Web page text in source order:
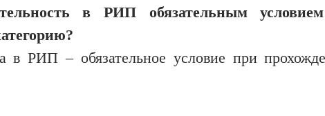
в РИП обязательным
в РИП – обязательное условие при